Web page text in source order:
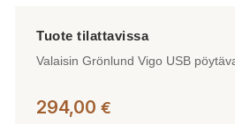
Valaisin Grönlund Vigo USB
294,00 €